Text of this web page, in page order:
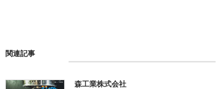
関連記事
森工業株式会社